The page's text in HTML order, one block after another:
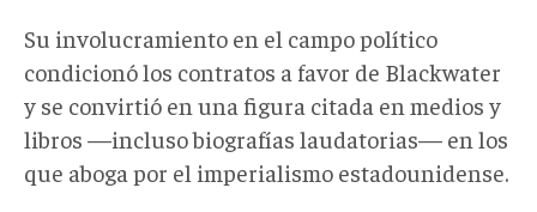
Su involucramiento en el campo político
condicionó los contratos a favor de Blackwater
y se convirtió en una figura citada en medios y
libros —incluso biografías laudatorias— en los
que aboga por el imperialismo estadounidense.